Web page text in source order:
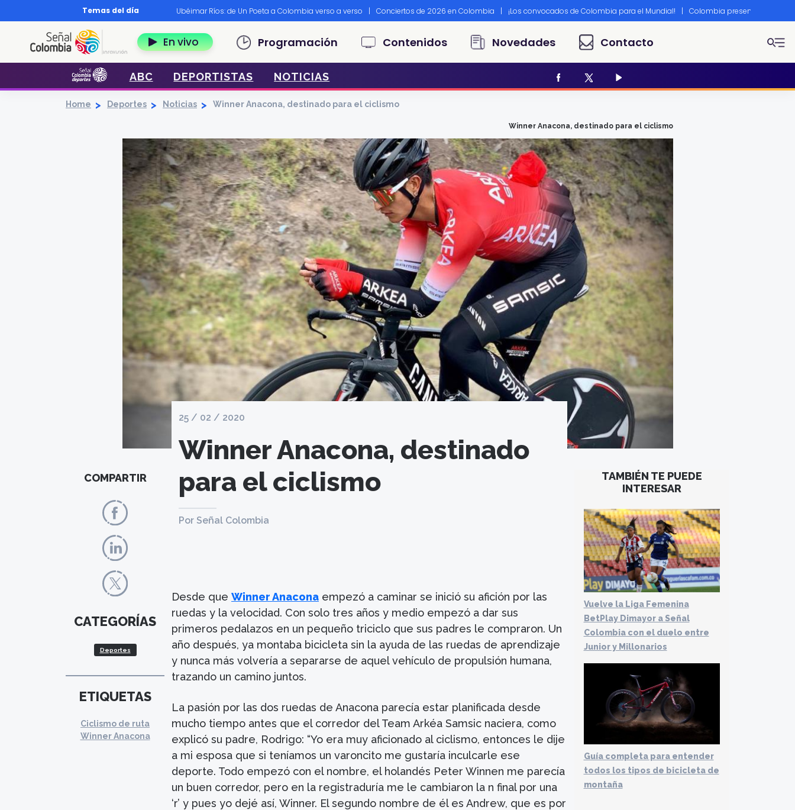
Pasar al contenido principal
Temas del día
Diccionario nariñense | Murió Leo Dan Ubéimar Ríos: de Un Poeta a Colombia verso a verso | Conciertos de 2026 en Colombia | ¡Los convocados de Colombia para el Mundial! | Colombia presente en
En vivo Navegación principalProgramación Contenidos Novedades Contacto
ABC DEPORTISTAS NOTICIAS
Home Deportes Noticias Winner Anacona, destinado para el ciclismo
Winner Anacona, destinado para el ciclismo
COMPARTIR
CATEGORÍAS
Deportes
ETIQUETAS
Ciclismo de ruta
Winner Anacona
25 / 02 / 2020
Winner Anacona, destinado
para el ciclismo
Por Señal Colombia
Desde que Winner Anacona empezó a caminar se inició su afición por las
ruedas y la velocidad. Con solo tres años y medio empezó a dar sus
primeros pedalazos en un pequeño triciclo que sus padres le compraron. Un
año después, ya montaba bicicleta sin la ayuda de las ruedas de aprendizaje
y nunca más volvería a separarse de aquel vehículo de propulsión humana,
trazando un camino juntos.
La pasión por las dos ruedas de Anacona parecía estar planificada desde
mucho tiempo antes que el corredor del Team Arkéa Samsic naciera, como
explicó su padre, Rodrigo: “Yo era muy aficionado al ciclismo, entonces le dije
a mi esposa que si teníamos un varoncito me gustaría inculcarle ese
deporte. Todo empezó con el nombre, el holandés Peter Winnen me parecía
un buen corredor, pero en la registraduría me le cambiaron la n final por una
‘r’ y pues yo dejé así, Winner. El segundo nombre de él es Andrew, que es por
TAMBIÉN TE PUEDE
INTERESAR
Vuelve la Liga Femenina
BetPlay Dimayor a Señal
Colombia con el duelo entre
Junior y Millonarios
Guía completa para entender
todos los tipos de bicicleta de
montaña